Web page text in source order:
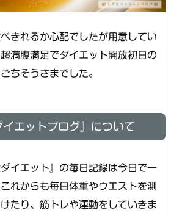
きれるか心配でしたが用意してい
満腹満足でダイエット開放初日の
ちそうさまでした。
エットブログ』について
イエット』の毎日記録は今日で一
れからも毎日体重やウエストを測
たり、筋トレや運動をしていきま